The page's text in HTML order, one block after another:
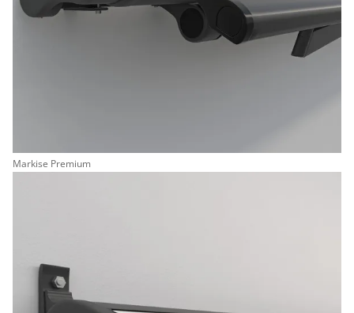
Markise Premium